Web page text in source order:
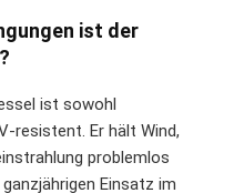
ist der
ist sowohl
resistent. Er hält Wind,
problemlos
Einsatz im